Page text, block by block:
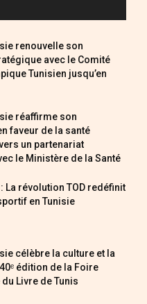
renouvelle son
avec le Comité
Tunisien jusqu’en
réaffirme son
faveur de la santé
un partenariat
le Ministère de la Santé
La révolution TOD redéfinit
en Tunisie
célèbre la culture et la
édition de la Foire
Livre de Tunis